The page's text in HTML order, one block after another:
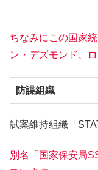
ちなみにこの国家
ン・デズモンド、
防諜組織
試案維持組織「
別名「国家保安局